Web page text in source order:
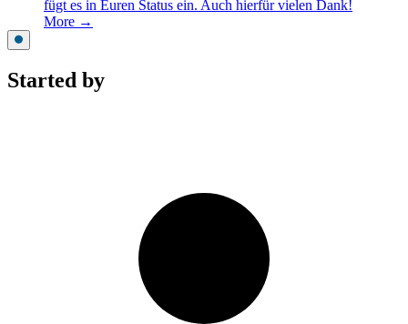
fügt es in Euren Status ein. Auch hierfür vielen Dank!
More →
Started by